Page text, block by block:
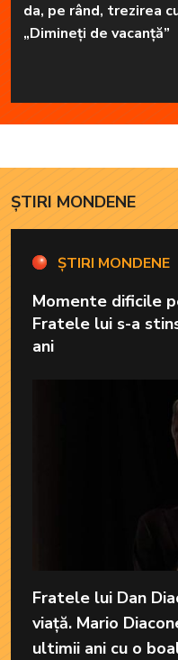
da, pe rând, trezirea
„Dimineți de vacanță”
ȘTIRI MONDENE
ȘTIRI MONDENE
Momente dificile
Fratele lui s-a
ani
Fratele lui Dan
viață. Mario
ultimii ani cu o